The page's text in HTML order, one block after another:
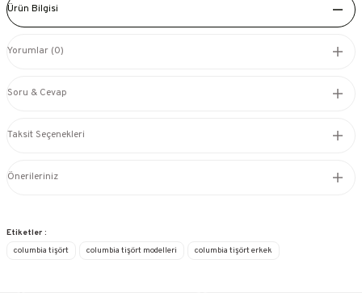
Ürün Bilgisi
Yorumlar (0)
Soru & Cevap
Taksit Seçenekleri
Önerileriniz
Etiketler :
columbia tişört
columbia tişört modelleri columbia tişört erkek